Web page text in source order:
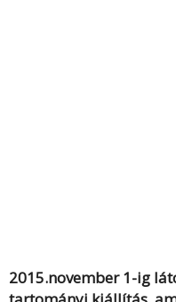
2015.november 1-ig